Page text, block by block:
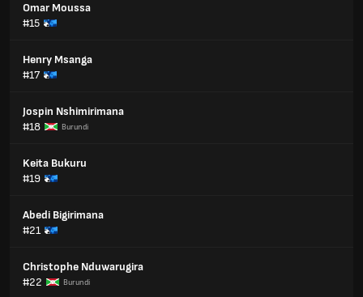
Omar Moussa
#15
Henry Msanga
#17
Jospin Nshimirimana
#18
Burundi
Keita Bukuru
#19
Abedi Bigirimana
#21
Christophe Nduwarugira
#22
Burundi